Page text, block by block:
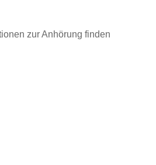
zur Anhörung finden